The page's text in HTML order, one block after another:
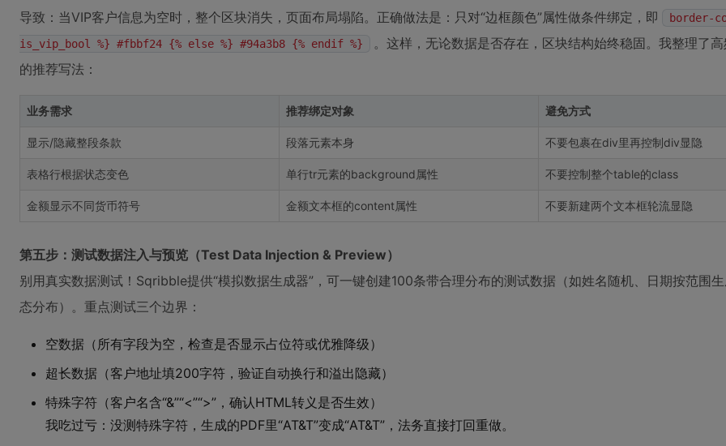
导致：当VIP客户信息为空时，整个区块消失，页面布局塌陷。正确做法是：只对“边框颜色”属性做条件绑定，即
border-
is_vip_bool %} #fbbf24 {% else %} #94a3b8 {% endif %}
。这样，无论数据是否存在，区块结构始终稳固。我整理了
的推荐写法：
业务需求 推荐绑定对象 避免方式
显示/隐藏整段条款 段落元素本身 不要包裹在div里再控制div显隐
表格行根据状态变色 单行tr元素的background属性 不要控制整个table的class
金额显示不同货币符号 金额文本框的content属性 不要新建两个文本框轮流显隐
第五步：测试数据注入与预览（Test Data Injection & Preview）
别用真实数据测试！Sqribble提供“模拟数据生成器”，可一键创建100条带合理分布的测试数据（如姓名随机、日期按范围
态分布）。重点测试三个边界：
空数据（所有字段为空，检查是否显示占位符或优雅降级）
超长数据（客户地址填200字符，验证自动换行和溢出隐藏）
特殊字符（客户名含“&”“<”“>”，确认HTML转义是否生效）
我吃过亏：没测特殊字符，生成的PDF里“AT&T”变成“AT&T”，法务直接打回重做。